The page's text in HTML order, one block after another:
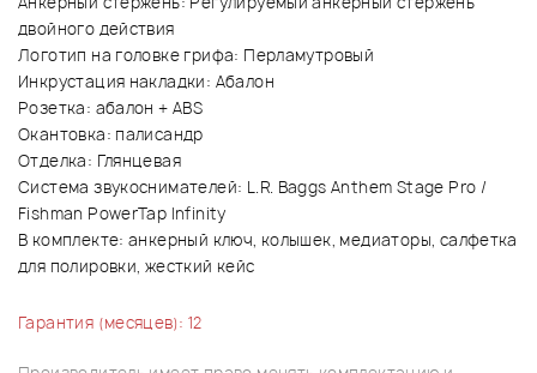
двойного действия
Логотип на головке грифа: Перламутровый
Инкрустация накладки: Абалон
Розетка: абалон + ABS
Окантовка: палисандр
Отделка: Глянцевая
Система звукоснимателей: L.R. Baggs Anthem Stage Pro /
Fishman PowerTap Infinity
В комплекте: анкерный ключ, колышек, медиаторы, салфетка
для полировки, жесткий кейс
Гарантия (месяцев): 12